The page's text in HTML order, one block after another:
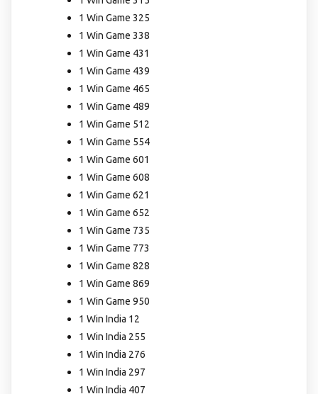
1 Win Game 325
1 Win Game 338
1 Win Game 431
1 Win Game 439
1 Win Game 465
1 Win Game 489
1 Win Game 512
1 Win Game 554
1 Win Game 601
1 Win Game 608
1 Win Game 621
1 Win Game 652
1 Win Game 735
1 Win Game 773
1 Win Game 828
1 Win Game 869
1 Win Game 950
1 Win India 12
1 Win India 255
1 Win India 276
1 Win India 297
1 Win India 407